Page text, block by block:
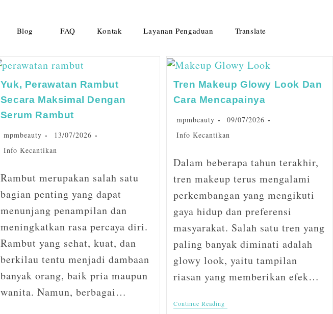
Blog FAQ Kontak Layanan Pengaduan Translate
Yuk, Perawatan Rambut
Secara Maksimal Dengan
Serum Rambut
mpmbeauty
13/07/2026
Info Kecantikan
Rambut merupakan salah satu
bagian penting yang dapat
menunjang penampilan dan
meningkatkan rasa percaya diri.
Rambut yang sehat, kuat, dan
berkilau tentu menjadi dambaan
banyak orang, baik pria maupun
wanita. Namun, berbagai…
Tren Makeup Glowy Look Dan
Cara Mencapainya
mpmbeauty
09/07/2026
Info Kecantikan
Dalam beberapa tahun terakhir,
tren makeup terus mengalami
perkembangan yang mengikuti
gaya hidup dan preferensi
masyarakat. Salah satu tren yang
paling banyak diminati adalah
glowy look, yaitu tampilan
riasan yang memberikan efek…
Continue Reading